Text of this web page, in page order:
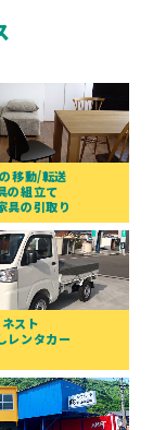
移動/転送
の組立て
具の引取り
ネスト
レンタカー